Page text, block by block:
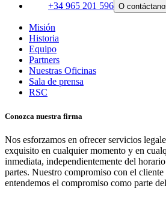
+34 965 201 596 O
Misión
Historia
Equipo
Partners
Nuestras Oficinas
Sala de prensa
RSC
Conozca nuestra firma
Nos esforzamos en ofrecer servicios
exquisito en cualquier momento y en
inmediata, independientemente del
partes. Nuestro compromiso con el
entendemos el compromiso como parte